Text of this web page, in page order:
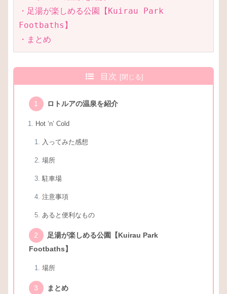
・足湯が楽しめる公園【Kuirau Park
Footbaths】
・まとめ
目次
ロトルアの温泉を紹介
Hot ‘n’ Cold
入ってみた感想
場所
駐車場
注意事項
あると便利なもの
足湯が楽しめる公園【Kuirau Park
Footbaths】
場所
まとめ